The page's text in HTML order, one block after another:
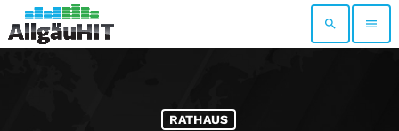
search menu
RATHAUS